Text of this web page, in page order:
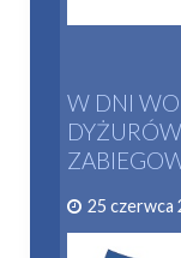
W DNI
25 czerwca